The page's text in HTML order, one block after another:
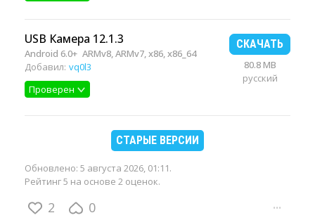
USB Камера 12.1.3
Android 6.0+ ARMv8, ARMv7, x86, x86_64
Добавил: vq0l3
Проверен
СКАЧАТЬ
80.8 MB
русский
СТАРЫЕ ВЕРСИИ
Обновлено: 5 августа 2026, 01:11.
Рейтинг 5 на основе 2 оценок.
2 0 ···